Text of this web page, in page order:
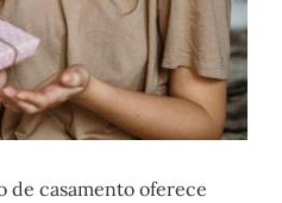
de casamento oferece